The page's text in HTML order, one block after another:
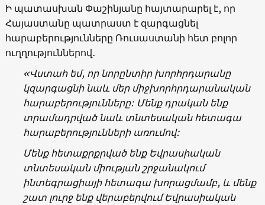
Ի պատասխան Փաշինյանը հայտարարել է, որ
Հայաստանը պատրաստ է զարգացնել
հարաբերությունները Ռուսաստանի հետ բոլոր
ուղղություններով․
«Վստահ եմ, որ նորընտիր խորհրդարանը
կզարգացնի նաև մեր միջխորհրդարանական
հարաբերությունները: Մենք դրական ենք
տրամադրված նաև տնտեսական հետագա
հարաբերությունների առումով:
Մենք հետաքրքրված ենք Եվրասիական
տնտեսական միության շրջանակում
ինտեգրացիայի հետագա խորացմամբ, և մենք
շատ լուրջ ենք վերաբերվում Եվրասիական